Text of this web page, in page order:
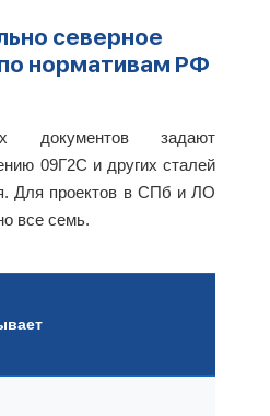
северное
нормативам РФ
документов задают
09Г2С и других сталей
Для проектов в СПб и ЛО
все семь.